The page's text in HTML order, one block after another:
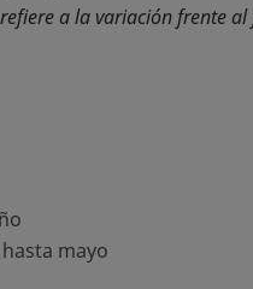
refiere a la variación frente
mayo